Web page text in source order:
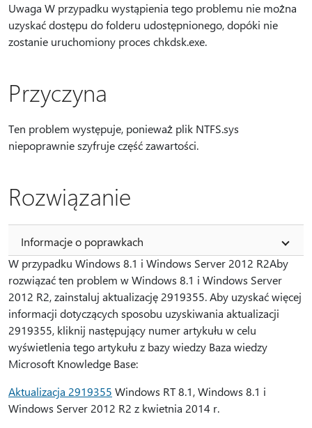
Uwaga W przypadku wystąpienia tego problemu nie można
uzyskać dostępu do folderu udostępnionego, dopóki nie
zostanie uruchomiony proces chkdsk.exe.
Przyczyna
Ten problem występuje, ponieważ plik NTFS.sys
niepoprawnie szyfruje część zawartości.
Rozwiązanie
Informacje o poprawkach
W przypadku Windows 8.1 i Windows Server 2012 R2Aby
rozwiązać ten problem w Windows 8.1 i Windows Server
2012 R2, zainstaluj aktualizację 2919355. Aby uzyskać więcej
informacji dotyczących sposobu uzyskiwania aktualizacji
2919355, kliknij następujący numer artykułu w celu
wyświetlenia tego artykułu z bazy wiedzy Baza wiedzy
Microsoft Knowledge Base:
Aktualizacja 2919355 Windows RT 8.1, Windows 8.1 i
Windows Server 2012 R2 z kwietnia 2014 r.